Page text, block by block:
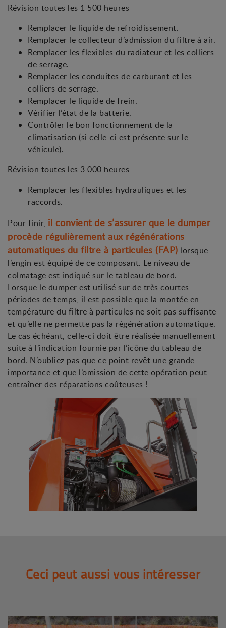
Révision toutes les 1 500 heures
Remplacer le liquide de refroidissement.
Remplacer le collecteur d’admission du filtre à air.
Remplacer les flexibles du radiateur et les colliers
de serrage.
Remplacer les conduites de carburant et les
colliers de serrage.
Remplacer le liquide de frein.
Vérifier l’état de la batterie.
Contrôler le bon fonctionnement de la
climatisation (si celle-ci est présente sur le
véhicule).
Révision toutes les 3 000 heures
Remplacer les flexibles hydrauliques et les
raccords.
Pour finir, il convient de s’assurer que le dumper
procède régulièrement aux régénérations
automatiques du filtre à particules (FAP) lorsque
l’engin est équipé de ce composant. Le niveau de
colmatage est indiqué sur le tableau de bord.
Lorsque le dumper est utilisé sur de très courtes
périodes de temps, il est possible que la montée en
température du filtre à particules ne soit pas suffisante
et qu’elle ne permette pas la régénération automatique.
Le cas échéant, celle-ci doit être réalisée manuellement
suite à l’indication fournie par l’icône du tableau de
bord. N’oubliez pas que ce point revêt une grande
importance et que l’omission de cette opération peut
entraîner des réparations coûteuses !
Ceci peut aussi vous intéresser